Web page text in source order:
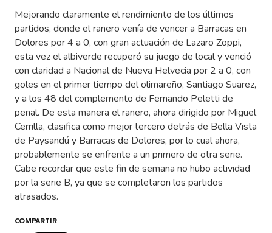
Mejorando claramente el rendimiento de los últimos
partidos, donde el ranero venía de vencer a Barracas en
Dolores por 4 a 0, con gran actuación de Lazaro Zoppi,
esta vez el albiverde recuperó su juego de local y venció
con claridad a Nacional de Nueva Helvecia por 2 a 0, con
goles en el primer tiempo del olimareño, Santiago Suarez,
y a los 48 del complemento de Fernando Peletti de
penal. De esta manera el ranero, ahora dirigido por Miguel
Cerrilla, clasifica como mejor tercero detrás de Bella Vista
de Paysandú y Barracas de Dolores, por lo cual ahora,
probablemente se enfrente a un primero de otra serie.
Cabe recordar que este fin de semana no hubo actividad
por la serie B, ya que se completaron los partidos
atrasados.
COMPARTIR